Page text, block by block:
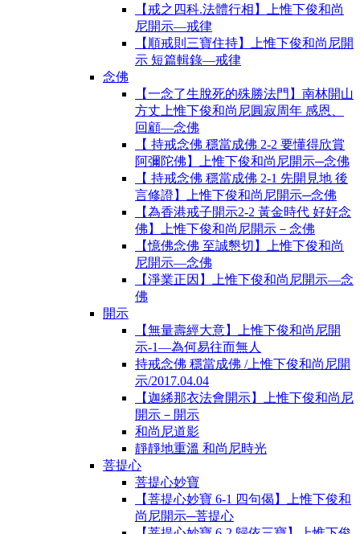
【戒之四科.法體行相】上惟下俊和尚
尼開示—戒律
【順戒則三寶住持】上惟下俊和尚尼開
示 短篇輯錄—戒律
念佛
【一念了生脫死的殊勝法門】南林開山
方丈上惟下俊和尚尼圓寂周年 感恩、
回顧—念佛
【 持戒念佛 穩當成佛 2-2 要懂得欣賞
阿彌陀佛】上惟下俊和尚尼開示─念佛
【 持戒念佛 穩當成佛 2-1 先開見地 後
言修證】上惟下俊和尚尼開示─念佛
【為香港戒子開示2-2 黃金時代 好好念
佛】上惟下俊和尚尼開示－念佛
【憶佛念佛 至誠懇切】上惟下俊和尚
尼開示—念佛
【淨業正因】上惟下俊和尚尼開示—念
佛
開示
【無量壽經大意】上惟下俊和尚尼開
示-1―為何易往而無人
持戒念佛 穩當成佛 /上惟下俊和尚尼開
示/2017.04.04
【迦絺那衣法會開示】上惟下俊和尚尼
開示－開示
和尚尼道影
靜靜地重溫 和尚尼時光
菩提心
菩提心妙寶
【菩提心妙寶 6-1 四句偈】上惟下俊和
尚尼開示─菩提心